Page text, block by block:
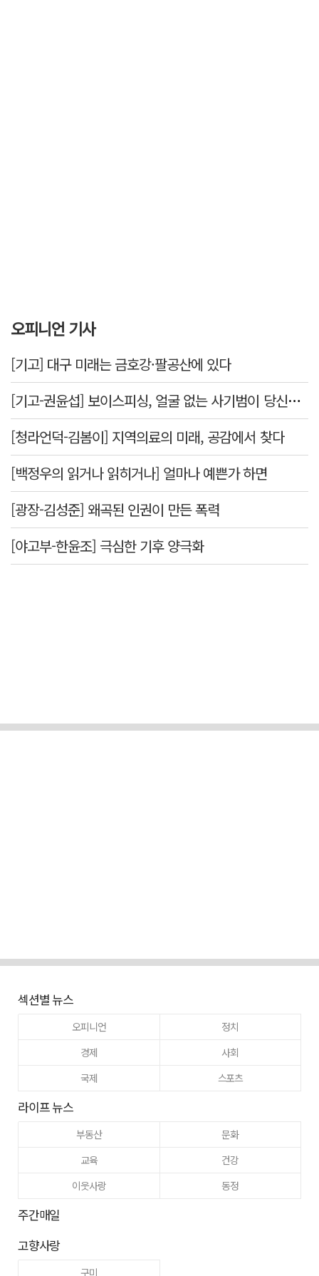
오피니언 기사
[기고] 대구 미래는 금호강·팔공산에 있다
[기고-권윤섭] 보이스피싱, 얼굴 없는 사기범이 당신을 노린다
[청라언덕-김봄이] 지역의료의 미래, 공감에서 찾다
[백정우의 읽거나 읽히거나] 얼마나 예쁜가 하면
[광장-김성준] 왜곡된 인권이 만든 폭력
[야고부-한윤조] 극심한 기후 양극화
섹션별 뉴스
오피니언
정치
경제
사회
국제
스포츠
라이프 뉴스
부동산
문화
교육
건강
이웃사랑
동정
주간매일
고향사랑
구미